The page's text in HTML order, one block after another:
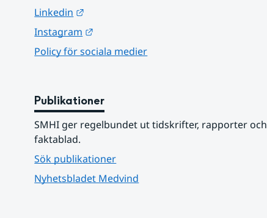
Linkedin
Instagram
Policy för sociala medier
Publikationer
SMHI ger regelbundet ut tidskrifter, rapporter och
faktablad.
Sök publikationer
Nyhetsbladet Medvind